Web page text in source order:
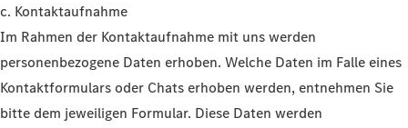
c. Kontaktaufnahme
Im Rahmen der Kontaktaufnahme mit uns werden
personenbezogene Daten erhoben. Welche Daten im Falle eines
Kontaktformulars oder Chats erhoben werden, entnehmen Sie
bitte dem jeweiligen Formular. Diese Daten werden